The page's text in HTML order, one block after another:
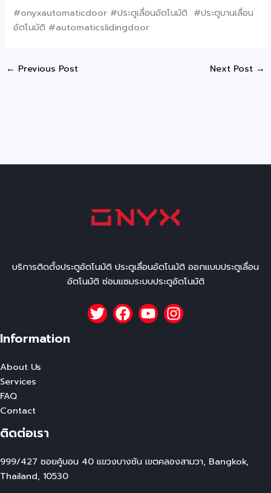
#onyxautomaticdoor #ประตูเลื่อนอัตโนมัติ #ประตูบานเลื่อน
อัตโนมัติ #automaticslidingdoor
← Previous Post Next Post →
บริการติดตั้งประตูอัตโนมัติ ประตูเลื่อนอัตโนมัติ ออกแบบประตูเลื่อน
อัตโนมัติ ซ่อมแซมระบบประตูอัตโนมัติ
Information
About Us
Services
FAQ
Contact
ติดต่อเรา
999/427 ซอยคู้บอน 40 แขวงบางชัน เขตคลองสามวา, Bangkok,
Thailand, 10530